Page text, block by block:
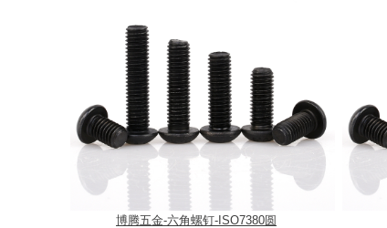
博腾五金-六角螺钉-ISO7380圆